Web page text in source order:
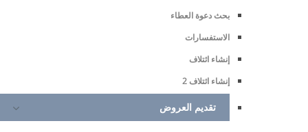
بحث دعوة العطاء
الاستفسارات
إنشاء ائتلاف
إنشاء ائتلاف 2
تقديم العروض